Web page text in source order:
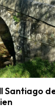
Santiago